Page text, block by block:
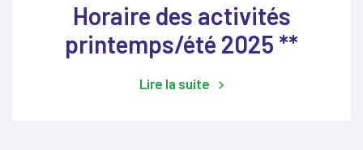
Horaire des activités
printemps/été 2025 **
Lire la suite